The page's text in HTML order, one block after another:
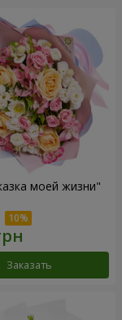
моей жизни"
Заказать